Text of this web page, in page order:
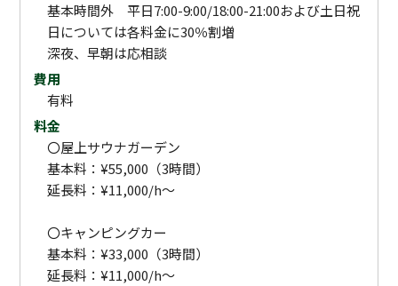
基本時間外 平日7:00-9:00/18:00-21:00および土日祝
日については各料金に30％割増
深夜、早朝は応相談
費用
有料
料金
〇屋上サウナガーデン
基本料：¥55,000（3時間）
延長料：¥11,000/h〜
〇キャンピングカー
基本料：¥33,000（3時間）
延長料：¥11,000/h〜